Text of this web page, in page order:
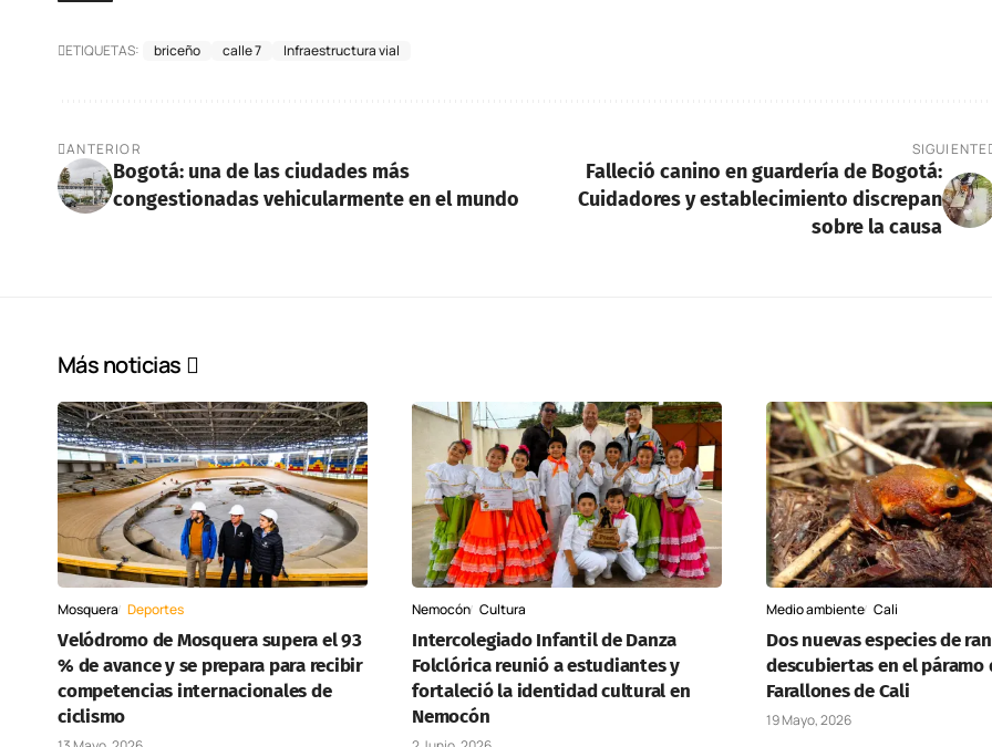
ETIQUETAS: briceño calle 7 Infraestructura vial
ANTERIOR
Bogotá: una de las ciudades más
congestionadas vehicularmente en el mundo
SIGUIENTE
Falleció canino en guardería de Bogotá:
Cuidadores y establecimiento discrepan
sobre la causa
Más noticias
Mosquera Deportes
Velódromo de Mosquera supera el 93
% de avance y se prepara para recibir
competencias internacionales de
ciclismo
Nemocón Cultura
Intercolegiado Infantil de Danza
Folclórica reunió a estudiantes y
fortaleció la identidad cultural en
Nemocón
Medio ambiente Cali
Dos nuevas especies de
descubiertas en el páramo
Farallones de Cali
19 Mayo, 2026